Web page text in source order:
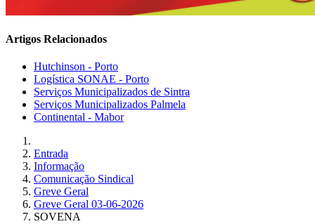
Artigos Relacionados
Hutchinson - Porto
Logística SONAE - Porto
Serviços Municipalizados de Sintra
Serviços Municipalizados Palmela
Continental - Mabor
Entrada
Informação
Comunicação Sindical
Greve Geral
Greve Geral 03-06-2026
SOVENA